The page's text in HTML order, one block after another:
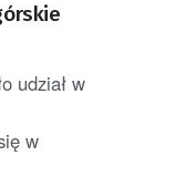
udział w
w